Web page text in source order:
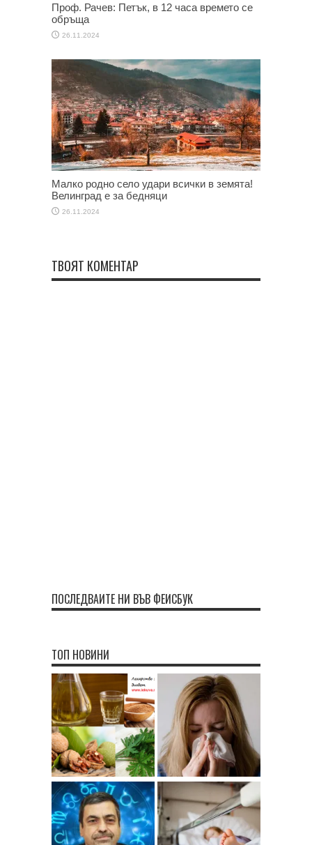
Проф. Рачев: Петък, в 12 часа времето се
обръща
26.11.2024
Малко родно село удари всички в земята!
Велинград е за бедняци
26.11.2024
ТВОЯТ КОМЕНТАР
ПОСЛЕДВАЙТЕ НИ ВЪВ ФЕЙСБУК
ТОП НОВИНИ